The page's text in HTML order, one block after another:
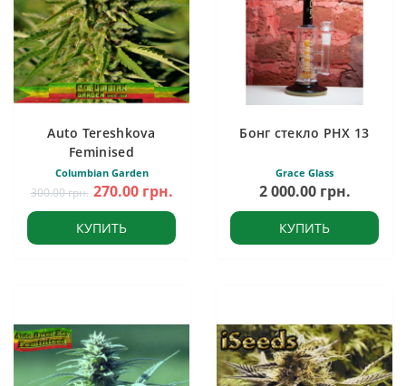
Auto Tereshkova
Feminised
Columbian Garden
300.00 грн. 270.00 грн.
КУПИТЬ
Бонг стекло PHX 13
Grace Glass
2 000.00 грн.
КУПИТЬ